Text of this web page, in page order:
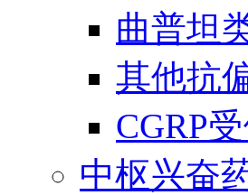
曲普坦
其他抗
CGRP
中枢兴奋